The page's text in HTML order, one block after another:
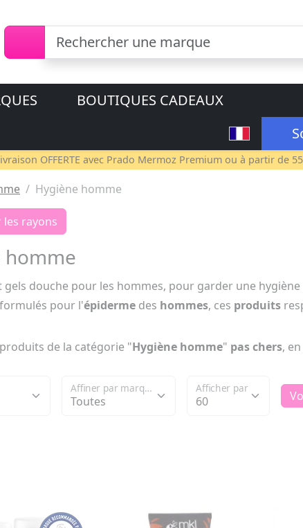
BOUTIQUES CADEAUX
OFFERTE avec Prado Mermoz Premium ou à partir de
Hygiène homme
rayons
homme
gels douche pour les hommes, pour garder une
pour l'épiderme des hommes, ces produits
de la catégorie "Hygiène homme" pas chers, en
Affiner par marque Afficher par